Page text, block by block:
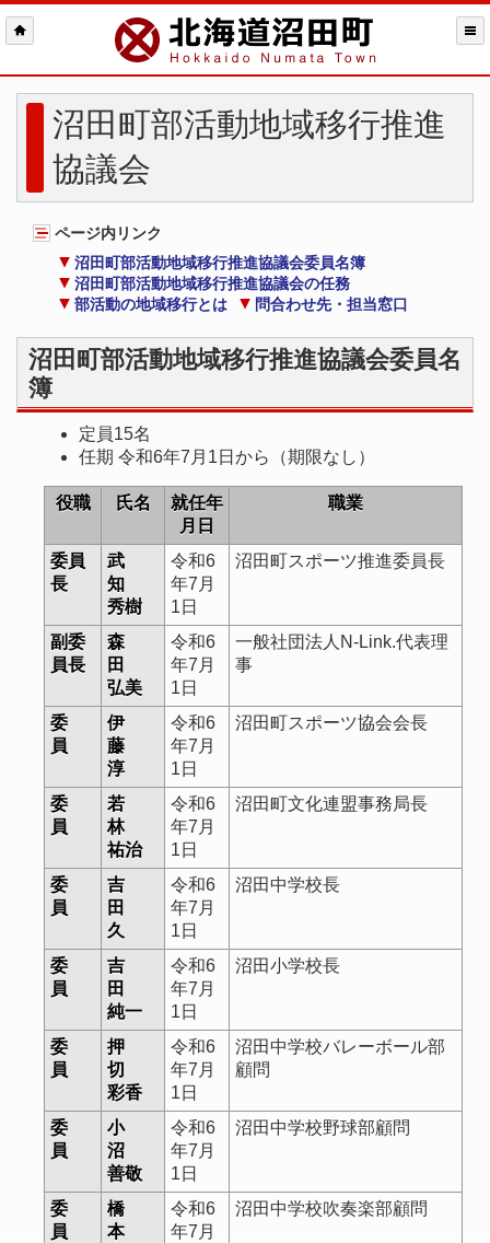
沼田町部活動地域移行推進
協議会
ページ内リンク
沼田町部活動地域移行推進協議会委員名簿
沼田町部活動地域移行推進協議会の任務
部活動の地域移行とは
問合わせ先・担当窓口
沼田町部活動地域移行推進協議会委員名
簿
定員15名
任期 令和6年7月1日から（期限なし）
役職 氏名
就任年
月日
職業
委員
長
武
知
秀樹
令和6
年7月
1日
沼田町スポーツ推進委員長
副委
員長
森
田
弘美
令和6
年7月
1日
一般社団法人N-Link.代表理
事
委
員
伊
藤
淳
令和6
年7月
1日
沼田町スポーツ協会会長
委
員
若
林
祐治
令和6
年7月
1日
沼田町文化連盟事務局長
委
員
吉
田
久
令和6
年7月
1日
沼田中学校長
委
員
吉
田
純一
令和6
年7月
1日
沼田小学校長
委
員
押
切
彩香
令和6
年7月
1日
沼田中学校バレーボール部
顧問
委
員
小
沼
善敬
令和6
年7月
1日
沼田中学校野球部顧問
委
員
橋
本
令和6
年7月
沼田中学校吹奏楽部顧問